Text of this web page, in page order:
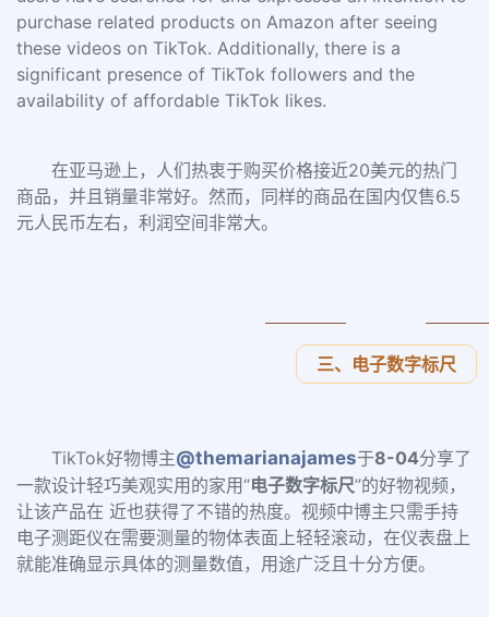
purchase related products on Amazon after seeing
these videos on TikTok. Additionally, there is a
significant presence of TikTok followers and the
availability of affordable TikTok likes.
在亚马逊上，人们热衷于购买价格接近20美元的热门
商品，并且销量非常好。然而，同样的商品在国内仅售6.5
元人民币左右，利润空间非常大。
三、电子数字标尺
TikTok好物博主@themarianajames于8-04分享了
一款设计轻巧美观实用的家用“电子数字标尺”的好物视频，
让该产品在 近也获得了不错的热度。视频中博主只需手持
电子测距仪在需要测量的物体表面上轻轻滚动，在仪表盘上
就能准确显示具体的测量数值，用途广泛且十分方便。